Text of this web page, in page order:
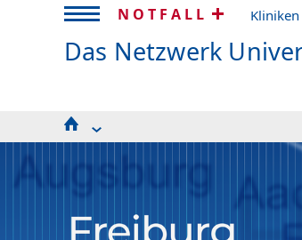
NOTFALL Kliniken
Das Netzwerk
Abgeschlossene
Aktuelle Meldungen
Veranstaltungshinweise